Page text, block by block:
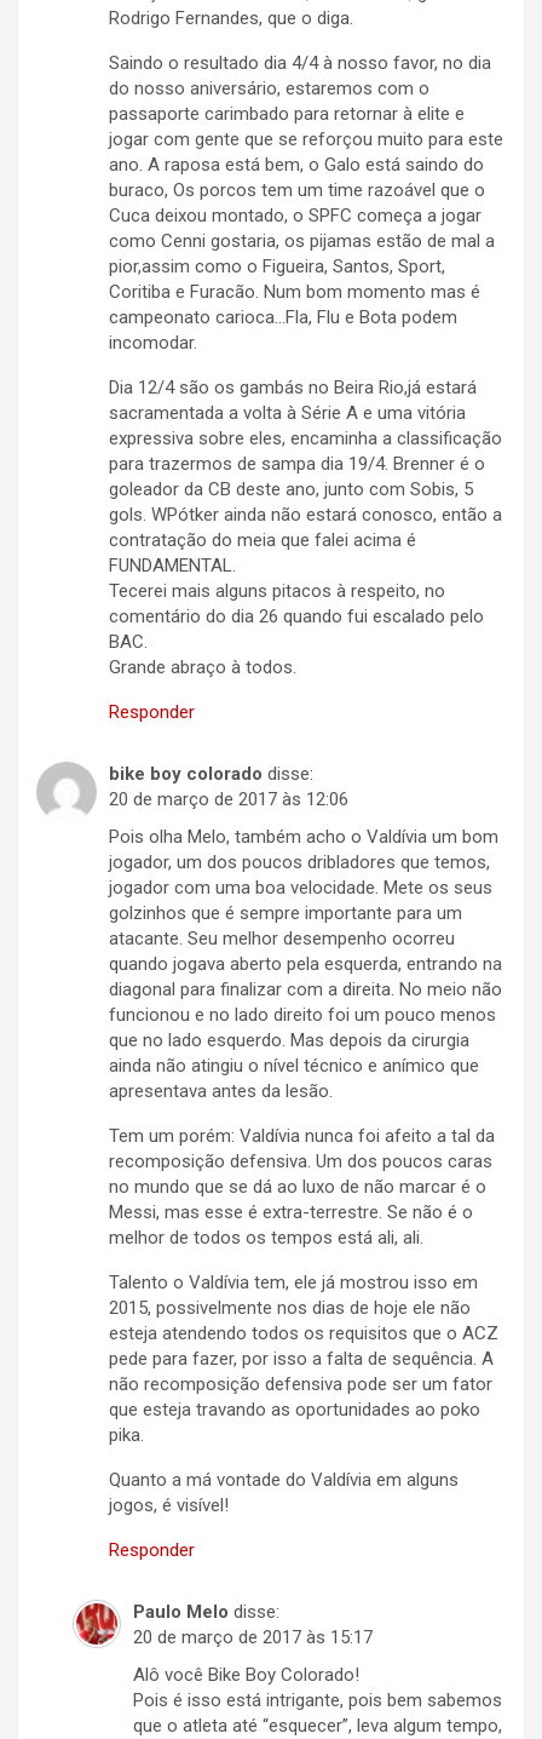
Rodrigo Fernandes, que o diga.
Saindo o resultado dia 4/4 à nosso favor, no dia
do nosso aniversário, estaremos com o
passaporte carimbado para retornar à elite e
jogar com gente que se reforçou muito para este
ano. A raposa está bem, o Galo está saindo do
buraco, Os porcos tem um time razoável que o
Cuca deixou montado, o SPFC começa a jogar
como Cenni gostaria, os pijamas estão de mal a
pior,assim como o Figueira, Santos, Sport,
Coritiba e Furacão. Num bom momento mas é
campeonato carioca…Fla, Flu e Bota podem
incomodar.
Dia 12/4 são os gambás no Beira Rio,já estará
sacramentada a volta à Série A e uma vitória
expressiva sobre eles, encaminha a classificação
para trazermos de sampa dia 19/4. Brenner é o
goleador da CB deste ano, junto com Sobis, 5
gols. WPótker ainda não estará conosco, então a
contratação do meia que falei acima é
FUNDAMENTAL.
Tecerei mais alguns pitacos à respeito, no
comentário do dia 26 quando fui escalado pelo
BAC.
Grande abraço à todos.
Responder
bike boy colorado disse:
20 de março de 2017 às 12:06
Pois olha Melo, também acho o Valdívia um bom
jogador, um dos poucos dribladores que temos,
jogador com uma boa velocidade. Mete os seus
golzinhos que é sempre importante para um
atacante. Seu melhor desempenho ocorreu
quando jogava aberto pela esquerda, entrando na
diagonal para finalizar com a direita. No meio não
funcionou e no lado direito foi um pouco menos
que no lado esquerdo. Mas depois da cirurgia
ainda não atingiu o nível técnico e anímico que
apresentava antes da lesão.
Tem um porém: Valdívia nunca foi afeito a tal da
recomposição defensiva. Um dos poucos caras
no mundo que se dá ao luxo de não marcar é o
Messi, mas esse é extra-terrestre. Se não é o
melhor de todos os tempos está ali, ali.
Talento o Valdívia tem, ele já mostrou isso em
2015, possivelmente nos dias de hoje ele não
esteja atendendo todos os requisitos que o ACZ
pede para fazer, por isso a falta de sequência. A
não recomposição defensiva pode ser um fator
que esteja travando as oportunidades ao poko
pika.
Quanto a má vontade do Valdívia em alguns
jogos, é visível!
Responder
Paulo Melo disse:
20 de março de 2017 às 15:17
Alô você Bike Boy Colorado!
Pois é isso está intrigante, pois bem sabemos
que o atleta até “esquecer”, leva algum tempo,